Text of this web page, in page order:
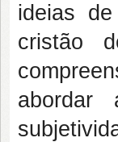
ideias
cristão
abordar